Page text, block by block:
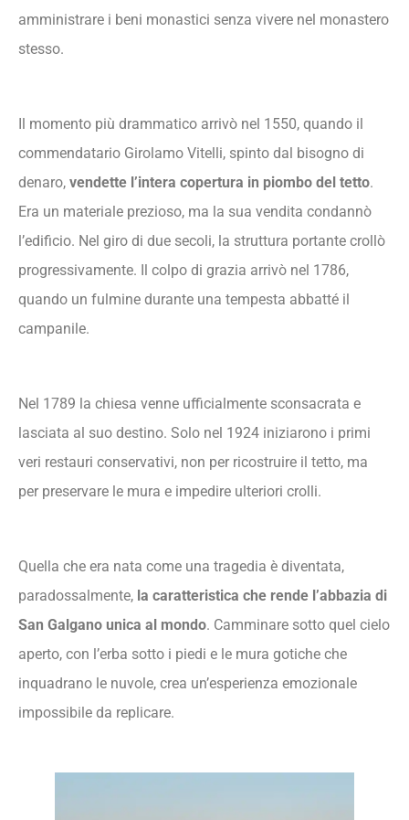
amministrare i beni monastici senza vivere nel monastero
stesso.
Il momento più drammatico arrivò nel 1550, quando il
commendatario Girolamo Vitelli, spinto dal bisogno di
denaro, vendette l’intera copertura in piombo del tetto.
Era un materiale prezioso, ma la sua vendita condannò
l’edificio. Nel giro di due secoli, la struttura portante crollò
progressivamente. Il colpo di grazia arrivò nel 1786,
quando un fulmine durante una tempesta abbatté il
campanile.
Nel 1789 la chiesa venne ufficialmente sconsacrata e
lasciata al suo destino. Solo nel 1924 iniziarono i primi
veri restauri conservativi, non per ricostruire il tetto, ma
per preservare le mura e impedire ulteriori crolli.
Quella che era nata come una tragedia è diventata,
paradossalmente, la caratteristica che rende l’abbazia di
San Galgano unica al mondo. Camminare sotto quel cielo
aperto, con l’erba sotto i piedi e le mura gotiche che
inquadrano le nuvole, crea un’esperienza emozionale
impossibile da replicare.